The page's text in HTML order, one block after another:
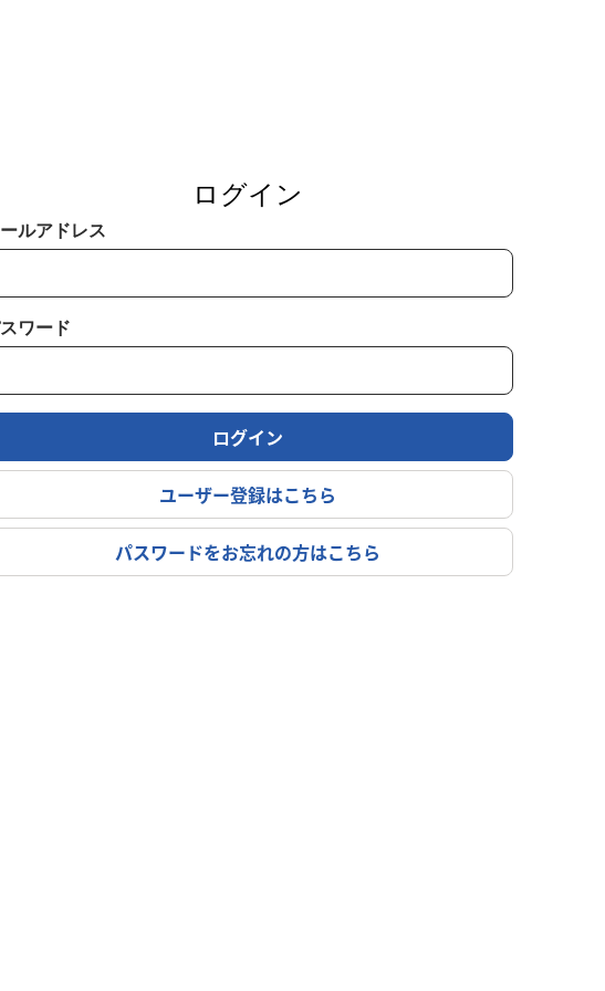
ログイン
ルアドレス
ワード
ログイン
ユーザー登録はこちら
パスワードをお忘れの方はこちら